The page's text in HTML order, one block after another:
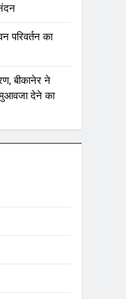
परिवर्तन का
बीकानेर ने
देने का